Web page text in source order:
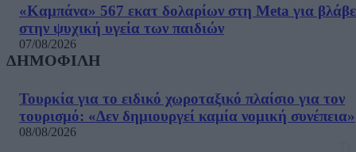
«Καμπάνα» 567 εκατ δολαρίων στη Meta για
στην ψυχική υγεία των παιδιών
07/08/2026
ΔΗΜΟΦΙΛΗ
Τουρκία για το ειδικό χωροταξικό πλαίσιο για τον
τουρισμό: «Δεν δημιουργεί καμία νομική συνέπεια»
08/08/2026